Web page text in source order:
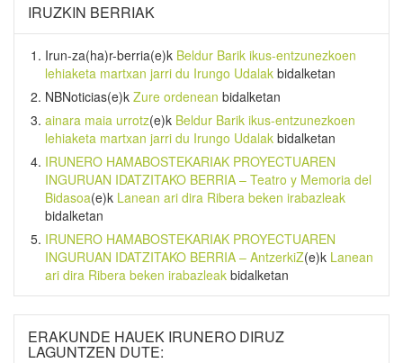
IRUZKIN BERRIAK
Irun-za(ha)r-berria(e)k Beldur Barik ikus-entzunezkoen
lehiaketa martxan jarri du Irungo Udalak bidalketan
NBNoticias(e)k Zure ordenean bidalketan
ainara maia urrotz(e)k Beldur Barik ikus-entzunezkoen
lehiaketa martxan jarri du Irungo Udalak bidalketan
IRUNERO HAMABOSTEKARIAK PROYECTUAREN
INGURUAN IDATZITAKO BERRIA – Teatro y Memoria del
Bidasoa(e)k Lanean ari dira Ribera beken irabazleak
bidalketan
IRUNERO HAMABOSTEKARIAK PROYECTUAREN
INGURUAN IDATZITAKO BERRIA – AntzerkiZ(e)k Lanean
ari dira Ribera beken irabazleak bidalketan
ERAKUNDE HAUEK IRUNERO DIRUZ
LAGUNTZEN DUTE: